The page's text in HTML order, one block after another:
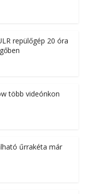
repülőgép 20 óra
több videónkon
űrrakéta már